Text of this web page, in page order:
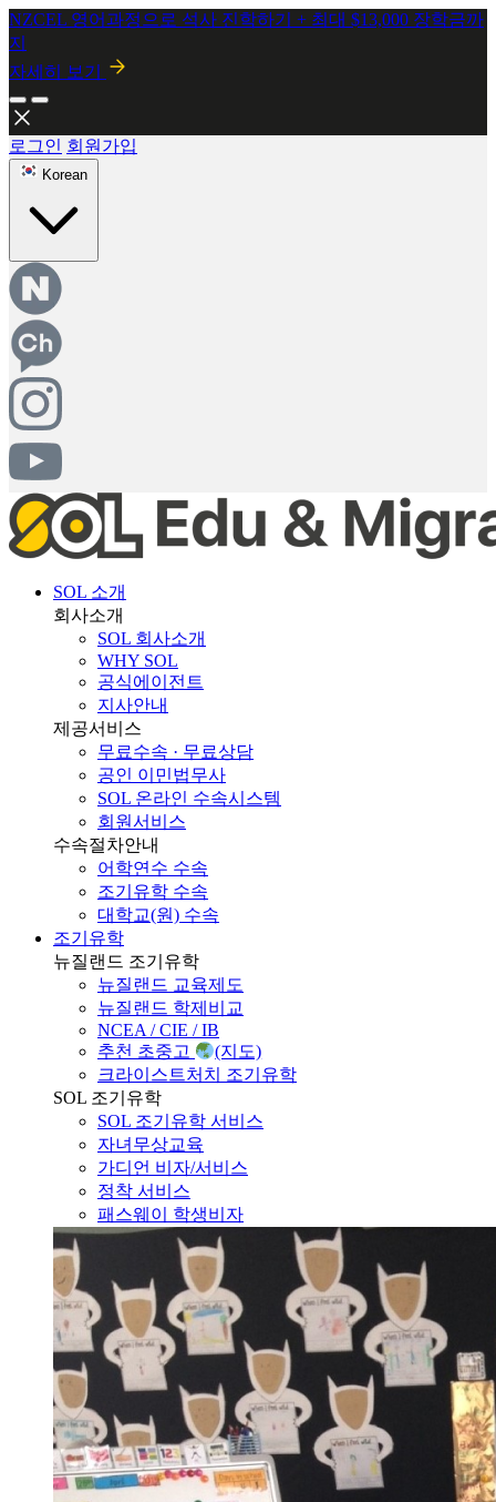
2026년 8월 시행! 뉴질랜드 SMC 개정안 안내
자세히보기
로그인
Korean
회사소개
SOL 회사소개
WHY SOL
공식에이전트
지사안내
제공서비스
무료수속 · 무료상담
공인 이민법무사
SOL 온라인 수속시스템
회원서비스
수속절차안내
어학연수 수속
조기유학 수속
대학교(원) 수속
조기유학
뉴질랜드 조기유학
뉴질랜드 교육제도
뉴질랜드 학제비교
NCEA / CIE / IB
추천 초중고
(지도)
크라이스트처치 조기유학
SOL 조기유학
SOL 조기유학 서비스
자녀무상교육
가디언 비자/서비스
정착 서비스
패스웨이 학생비자